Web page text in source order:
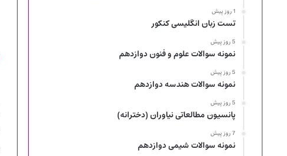
1 روز پیش
تست زبان انگلیسی کنکور
5 روز پیش
نمونه سوالات علوم و فنون دوازدهم
5 روز پیش
نمونه سوالات هندسه دوازدهم
5 روز پیش
پانسیون مطالعاتی نیاوران (دخترانه)
7 روز پیش
نمونه سوالات شیمی دوازدهم